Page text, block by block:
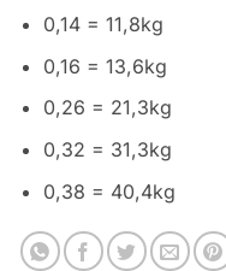
0,14 = 11,8kg
0,16 = 13,6kg
0,26 = 21,3kg
0,32 = 31,3kg
0,38 = 40,4kg